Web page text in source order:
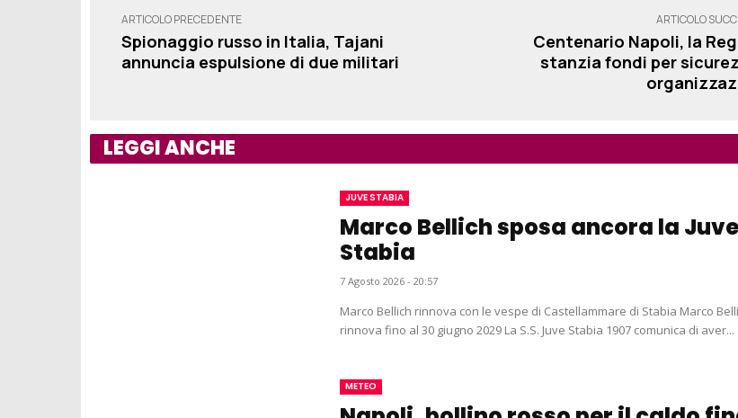
ARTICOLO PRECEDENTE
Spionaggio russo in Italia, Tajani
annuncia espulsione di due militari
ARTICOLO
Centenario Napoli, la
stanzia fondi per
LEGGI ANCHE
JUVE STABIA
Marco Bellich sposa ancora la Juve
Stabia
7 Agosto 2026 - 20:57
Marco Bellich rinnova con le vespe di Castellammare di Stabia Marco Bellich
rinnova fino al 30 giugno 2029 La S.S. Juve Stabia 1907 comunica di aver...
METEO